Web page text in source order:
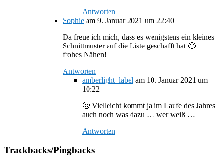
Antworten
Sophie am 9. Januar 2021 um 22:40
Da freue ich mich, dass es wenigstens ein kleines
Schnittmuster auf die Liste geschafft hat 🙂
frohes Nähen!
Antworten
amberlight_label am 10. Januar 2021 um
10:22
🙂 Vielleicht kommt ja im Laufe des Jahres
auch noch was dazu … wer weiß …
Antworten
Trackbacks/Pingbacks